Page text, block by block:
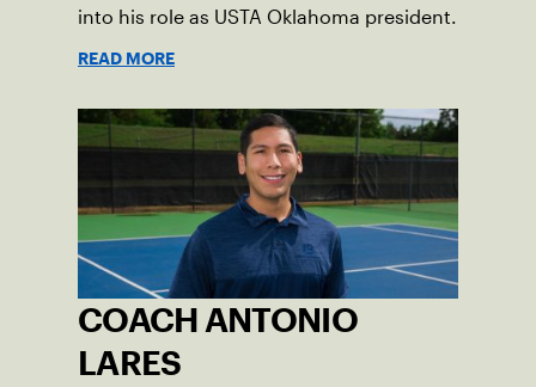
into his role as USTA Oklahoma president.
READ MORE
COACH ANTONIO
LARES